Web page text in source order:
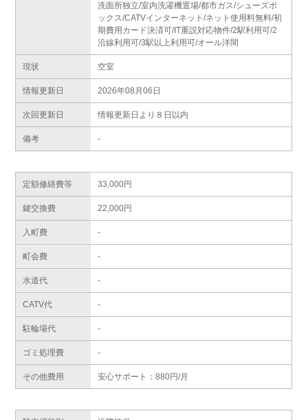
洗面所独立/室内洗濯機置場/都市ガス/シューズボ
ックス/CATVインターネット/ネット使用料無料/初
期費用カード決済可/IT重説対応物件/2駅利用可/2
沿線利用可/3駅以上利用可/オール洋間
現状 空室
情報更新日 2026年08月06日
次回更新日 情報更新日より８日以内
備考 -
定額修繕費等 33,000円
鍵交換費 22,000円
入町費 -
町会費 -
水道代 -
CATV代 -
駐輪場代 -
ゴミ処理費 -
その他費用 安心サポート：880円/月